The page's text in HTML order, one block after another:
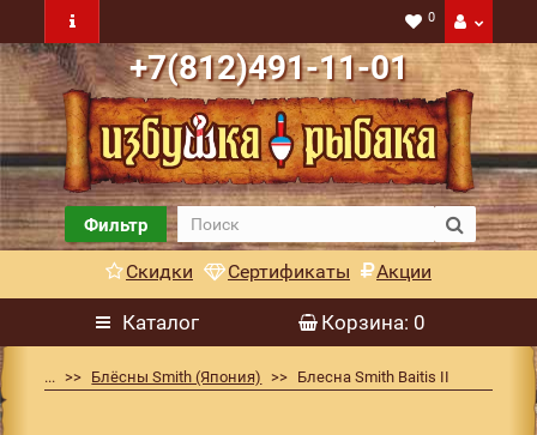
0
+7(812)491-11-01
Фильтр
Скидки Сертификаты Акции
Каталог Корзина: 0
... Блёсны Smith (Япония) Блесна Smith Baitis II